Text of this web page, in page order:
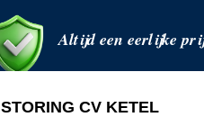
Altijd een eerlijke
STORING CV KETEL